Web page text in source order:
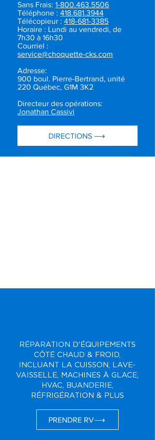
Sans Frais: 1-800.463.5506
Téléphone : 418.681.3944
Télécopieur : 418-681-3385
Horaire : Lundi au vendredi, de
7h30 à 16h30
Courriel :
service@choquette-cks.com
Adresse:
900 boul. Pierre-Bertrand, unité
220 Québec, G1M 3K2
Directeur des opérations:
Jonathan Cassivi
DIRECTIONS ⟶
RÉPARATION D'ÉQUIPEMENTS
CÔTÉ CHAUD & FROID,
INCLUANT LA CUISSON, LAVE-
VAISSELLE, MACHINES À GLACE,
HVAC, BUANDERIE,
RÉFRIGÉRATION & PLUS
PRENDRE RV⟶